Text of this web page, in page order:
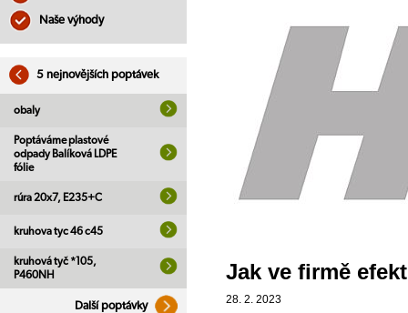
Naše výhody
5 nejnovějších poptávek
obaly
Poptáváme plastové
odpady Balíková LDPE
fólie
rúra 20x7, E235+C
kruhova tyc 46 c45
kruhová tyč *105,
P460NH
Další poptávky
Jak ve firmě
28. 2. 2023